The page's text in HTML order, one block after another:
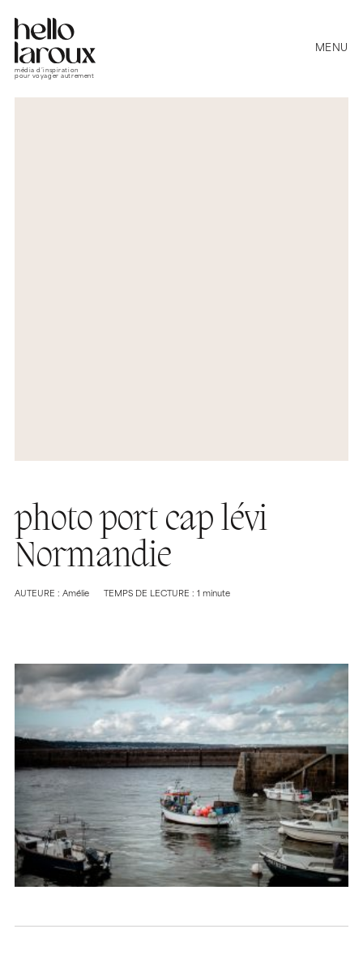
média d’inspiration
pour voyager autrement
MENU
photo port cap lévi
Normandie
AUTEURE : Amélie TEMPS DE LECTURE : 1 minute